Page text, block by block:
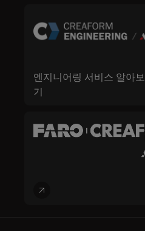
엔지니어링 서비스 알아보
기